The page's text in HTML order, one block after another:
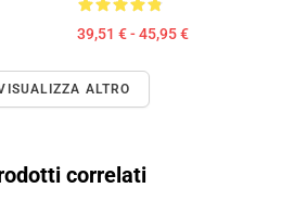
39,51 € - 45,95 €
ALTRO
correlati